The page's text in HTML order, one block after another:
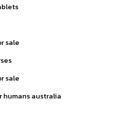
sale
sale
australia